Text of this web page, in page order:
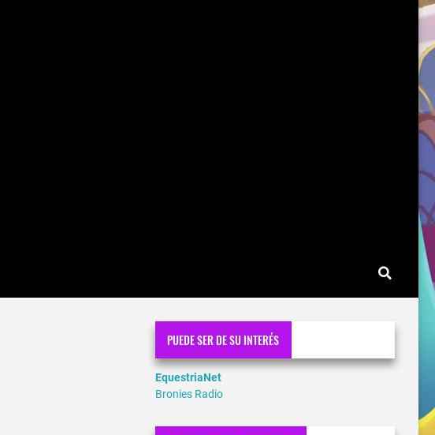
PUEDE SER DE SU INTERÉS
EquestriaNet
Bronies Radio